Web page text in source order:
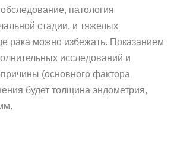
патология
стадии, и тяжелых
рака можно избежать. Показанием
исследований и
(основного фактора
будет толщина эндометрия,